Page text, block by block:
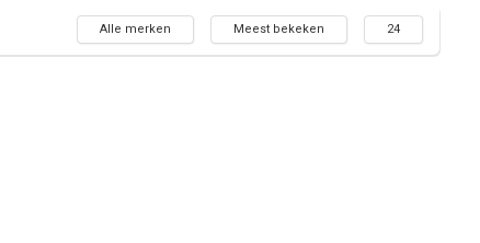
Alle merken Meest bekeken 24